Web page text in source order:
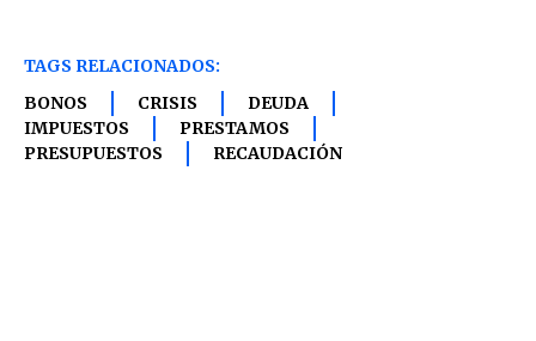
TAGS RELACIONADOS:
BONOS
CRISIS
DEUDA
IMPUESTOS
PRESTAMOS
PRESUPUESTOS
RECAUDACIÓN